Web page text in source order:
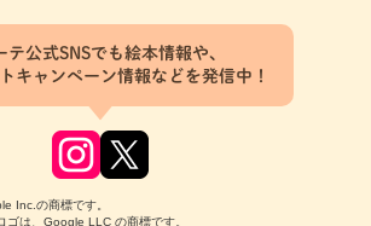
テ公式SNSでも絵本情報や、
キャンペーン情報などを発信中！
Inc.の商標です。
は、Google LLC の商標です。